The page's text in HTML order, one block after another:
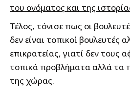
του ονόματος και της
Τέλος, τόνισε πως οι
δεν είναι τοπικοί βουλευτές
επικρατείας, γιατί δεν τους
τοπικά προβλήματα αλλά τα
της χώρας.